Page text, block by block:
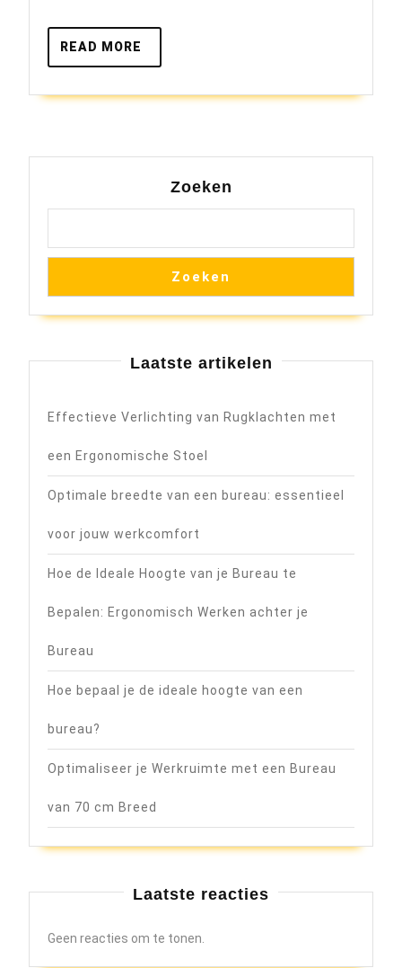
Spiritueel
READ MORE
MORE
Zoeken
Zoeken
Laatste artikelen
Effectieve Verlichting van Rugklachten met
een Ergonomische Stoel
Optimale breedte van een bureau: essentieel
voor jouw werkcomfort
Hoe de Ideale Hoogte van je Bureau te
Bepalen: Ergonomisch Werken achter je
Bureau
Hoe bepaal je de ideale hoogte van een
bureau?
Optimaliseer je Werkruimte met een Bureau
van 70 cm Breed
Laatste reacties
Geen reacties om te tonen.